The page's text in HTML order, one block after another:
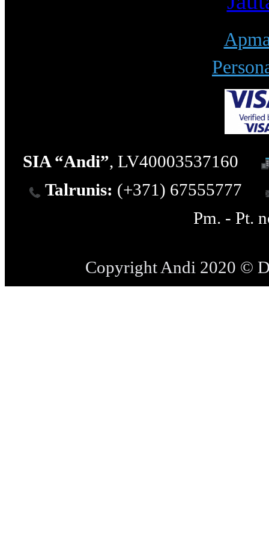
SIA “Andi”, LV40003537160
Talrunis: (+371) 67555777
Pm. - Pt.
Copyright Andi 2020 ©